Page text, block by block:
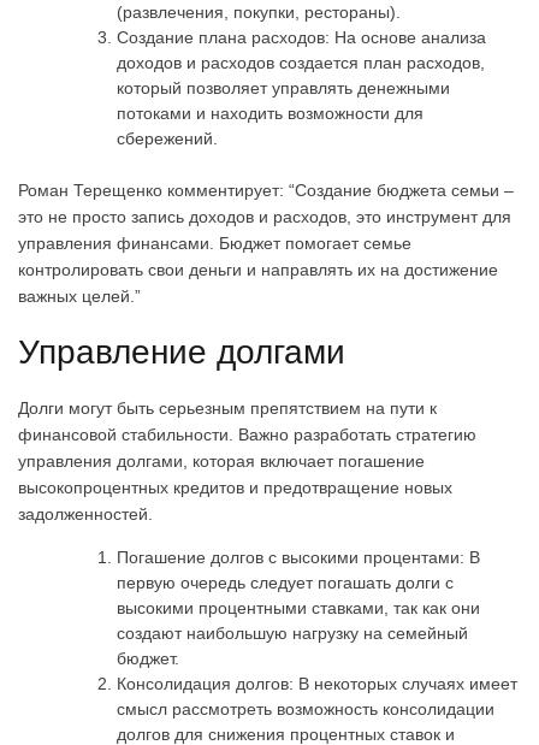
(развлечения, покупки, рестораны).
Создание плана расходов: На основе анализа
доходов и расходов создается план расходов,
который позволяет управлять денежными
потоками и находить возможности для
сбережений.
Роман Терещенко комментирует: “Создание бюджета семьи –
это не просто запись доходов и расходов, это инструмент для
управления финансами. Бюджет помогает семье
контролировать свои деньги и направлять их на достижение
важных целей.”
Управление долгами
Долги могут быть серьезным препятствием на пути к
финансовой стабильности. Важно разработать стратегию
управления долгами, которая включает погашение
высокопроцентных кредитов и предотвращение новых
задолженностей.
Погашение долгов с высокими процентами: В
первую очередь следует погашать долги с
высокими процентными ставками, так как они
создают наибольшую нагрузку на семейный
бюджет.
Консолидация долгов: В некоторых случаях имеет
смысл рассмотреть возможность консолидации
долгов для снижения процентных ставок и